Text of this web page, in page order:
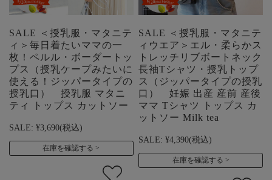
SALE ＜授乳服・マタニテ
ィ＞毎日着たいママの一
枚！ペルル・ボーダートッ
プス（授乳ケープみたいに
使える！ジッパータイプの
授乳口） 授乳服 マタニ
ティ トップス カットソー
SALE: ¥3,690(税込)
在庫を確認する
SALE ＜授乳服・マタニテ
ィウエア＞エル・柔らかス
トレッチリブボートネック
長袖Tシャツ・授乳トップ
ス（ジッパータイプの授乳
口） 妊娠 出産 産前 産後
ママ Tシャツ トップス カ
ットソー Milk tea
SALE: ¥4,390(税込)
在庫を確認する